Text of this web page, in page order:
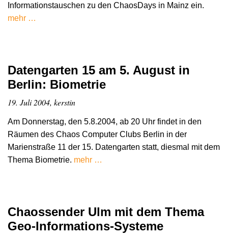
Informationstauschen zu den ChaosDays in Mainz ein.
mehr …
Datengarten 15 am 5. August in
Berlin: Biometrie
19. Juli 2004, kerstin
Am Donnerstag, den 5.8.2004, ab 20 Uhr findet in den
Räumen des Chaos Computer Clubs Berlin in der
Marienstraße 11 der 15. Datengarten statt, diesmal mit dem
Thema Biometrie. mehr …
Chaossender Ulm mit dem Thema
Geo-Informations-Systeme